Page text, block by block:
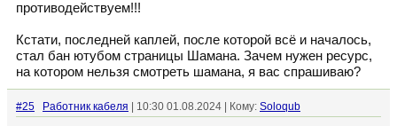
противодействуем!!!
Кстати, последней каплей, после которой всё и началось,
стал бан ютубом страницы Шамана. Зачем нужен ресурс,
на котором нельзя смотреть шамана, я вас спрашиваю?
#25 Работник кабеля | 10:30 01.08.2024 | Кому: Soloqub